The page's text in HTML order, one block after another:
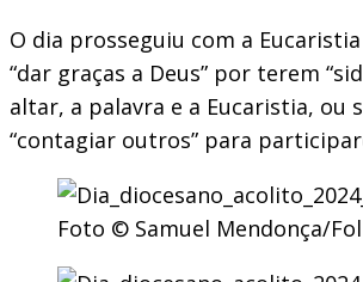
O dia prosseguiu com a
“dar graças a Deus” por terem
altar, a palavra e a Eucaristia, ou
“contagiar outros” para
Foto © Samuel Mendonça/